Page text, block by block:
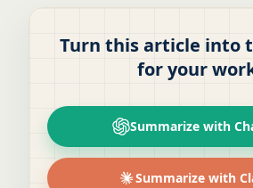
Turn this article into
for your
Summarize with
Summarize with